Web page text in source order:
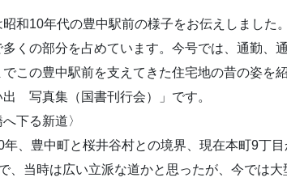
和10年代の豊中駅前の様子をお伝えしました
多くの部分を占めています。今号では、通勤、
でこの豊中駅前を支えてきた住宅地の昔の姿
出 写真集（国書刊行会）」です。
へ下る新道〉
年、豊中町と桜井谷村との境界、現在本町9丁
、当時は広い立派な道かと思ったが、今では